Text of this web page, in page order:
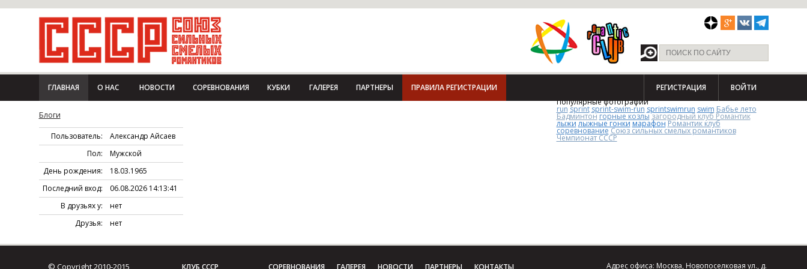
ГЛАВНАЯ О НАС НОВОСТИ СОРЕВНОВАНИЯ КУБКИ ГАЛЕРЕЯ ПАРТНЕРЫ ПРАВИЛА РЕГИСТРАЦИИ РЕГИСТРАЦИЯ ВОЙТИ
Блоги
Пользователь:
Александр Айсаев
Пол:
Мужской
День рождения:
18.03.1965
Последний вход:
06.08.2026 14:13:41
В друзьях у:
нет
Друзья:
нет
Популярные фотографии
run sprint sprint-swim-run sprintswimrun swim Бабье лето
Бадминтонгорные козлызагородный клуб Романтик
лыжилыжные гонкимарафон Романтик клуб
соревнованиеСоюз сильных смелых романтиков
Чемпионат СССР
© Copyright 2010-2015
КЛУБ СССР
СОРЕВНОВАНИЯ
ГАЛЕРЕЯ
НОВОСТИ ПАРТНЕРЫ КОНТАКТЫ
Адрес офиса: Москва, Новопоселковая ул., д.